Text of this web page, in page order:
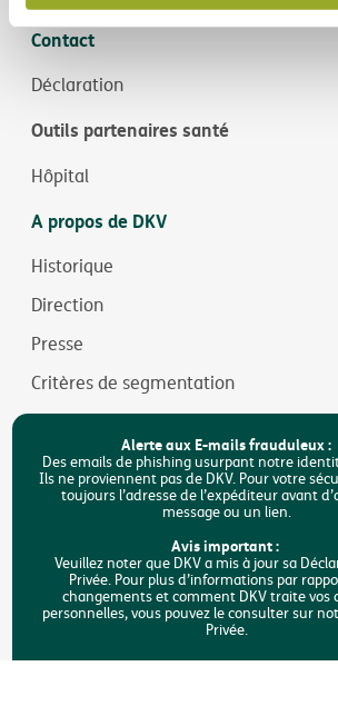
Contact
Déclaration
Outils partenaires santé
Hôpital
A propos de DKV
Historique
Direction
Presse
Critères de segmentation
Jobs
Durabilité
Accessibilité
Rechercher
Alerte aux E-mails frauduleux :
Des emails de phishing usurpant notre
Ils ne proviennent pas de DKV. Pour votre
toujours l’adresse de l’expéditeur avant
message ou un lien.
Avis important :
Veuillez noter que DKV a mis à jour sa
Privée. Pour plus d’informations par
changements et comment DKV traite vos
personnelles, vous pouvez le consulter sur
Privée.